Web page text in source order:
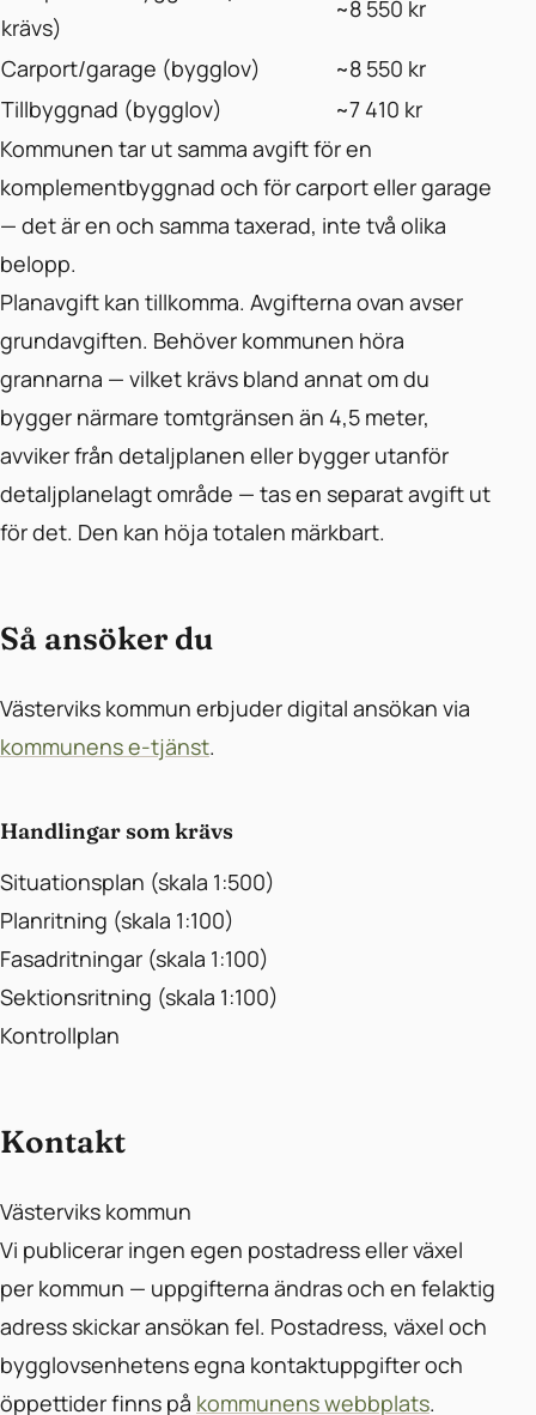
krävs)
~8 550 kr
Carport/garage (bygglov)
~8 550 kr
Tillbyggnad (bygglov)
~7 410 kr
Kommunen tar ut samma avgift för en
komplementbyggnad och för carport eller garage
— det är en och samma taxerad, inte två olika
belopp.
Planavgift kan tillkomma. Avgifterna ovan avser
grundavgiften. Behöver kommunen höra
grannarna — vilket krävs bland annat om du
bygger närmare tomtgränsen än 4,5 meter,
avviker från detaljplanen eller bygger utanför
detaljplanelagt område — tas en separat avgift ut
för det. Den kan höja totalen märkbart.
Så ansöker du
Västerviks kommun erbjuder digital ansökan via
kommunens e-tjänst.
Handlingar som krävs
Situationsplan (skala 1:500)
Planritning (skala 1:100)
Fasadritningar (skala 1:100)
Sektionsritning (skala 1:100)
Kontrollplan
Kontakt
Västerviks kommun
Vi publicerar ingen egen postadress eller växel
per kommun — uppgifterna ändras och en felaktig
adress skickar ansökan fel. Postadress, växel och
bygglovsenhetens egna kontaktuppgifter och
öppettider finns på kommunens webbplats.